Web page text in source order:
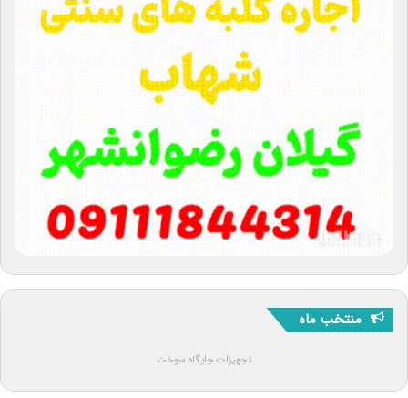
منتخب ماه
تجهیزات جایگاه سوخت